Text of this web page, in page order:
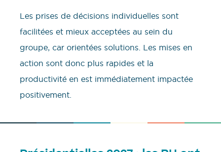
Les prises de décisions individuelles sont
facilitées et mieux acceptées au sein du
groupe, car orientées solutions. Les mises en
action sont donc plus rapides et la
productivité en est immédiatement impactée
positivement.